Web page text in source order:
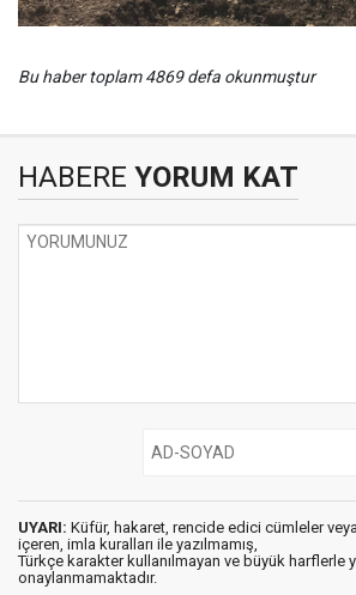
Bu haber toplam 4869 defa okunmuştur
HABERE YORUM KAT
UYARI: Küfür, hakaret, rencide edici cümleler
içeren, imla kuralları ile yazılmamış,
Türkçe karakter kullanılmayan ve büyük harflerle
onaylanmamaktadır.